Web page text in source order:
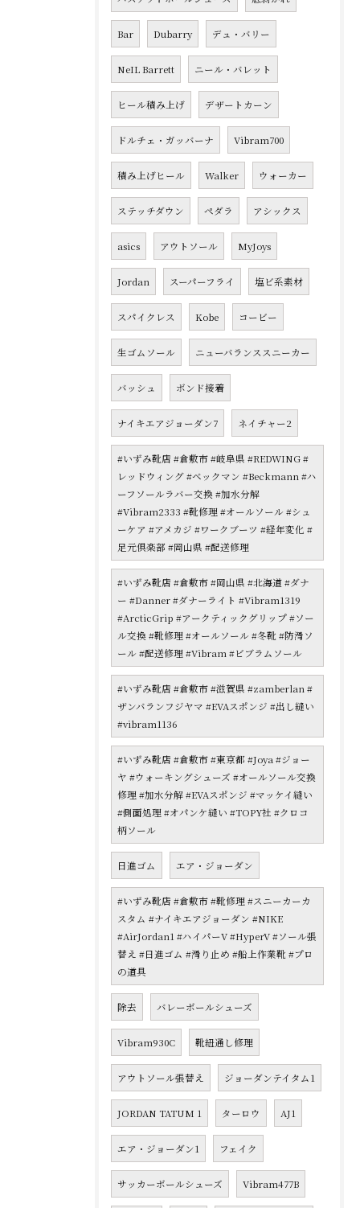
Bar Dubarry デュ・バリー
NeIL Barrett ニール・バレット
ヒール積み上げ デザートカーン
ドルチェ・ガッバーナ Vibram700
積み上げヒール Walker ウォーカー
ステッチダウン ペダラ アシックス
asics アウトソール MyJoys
Jordan スーパーフライ 塩ビ系素材
スパイクレス Kobe コービー
生ゴムソール ニューバランススニーカー
バッシュ ボンド接着
ナイキエアジョーダン7 ネイチャー2
#いずみ靴店 #倉敷市 #岐阜県 #REDWING #
レッドウィング #ベックマン #Beckmann #ハ
ーフソールラバー交換 #加水分解
#Vibram2333 #靴修理 #オールソール #シュ
ーケア #アメカジ #ワークブーツ #経年変化 #
足元倶楽部 #岡山県 #配送修理
#いずみ靴店 #倉敷市 #岡山県 #北海道 #ダナ
ー #Danner #ダナーライト #Vibram1319
#ArcticGrip #アークティックグリップ #ソー
ル交換 #靴修理 #オールソール #冬靴 #防滑ソ
ール #配送修理 #Vibram #ビブラムソール
#いずみ靴店 #倉敷市 #滋賀県 #zamberlan #
ザンバランフジヤマ #EVAスポンジ #出し縫い
#vibram1136
#いずみ靴店 #倉敷市 #東京都 #Joya #ジョー
ヤ #ウォーキングシューズ #オールソール交換
修理 #加水分解 #EVAスポンジ #マッケイ縫い
#側面処理 #オパンケ縫い #TOPY社 #クロコ
柄ソール
日進ゴム エア・ジョーダン
#いずみ靴店 #倉敷市 #靴修理 #スニーカーカ
スタム #ナイキエアジョーダン #NIKE
#AirJordan1 #ハイパーV #HyperV #ソール張
替え #日進ゴム #滑り止め #船上作業靴 #プロ
の道具
除去 バレーボールシューズ
Vibram930C 靴紐通し修理
アウトソール張替え ジョーダンテイタム1
JORDAN TATUM 1 ターロウ AJ1
エア・ジョーダン1 フェイク
サッカーボールシューズ Vibram477B